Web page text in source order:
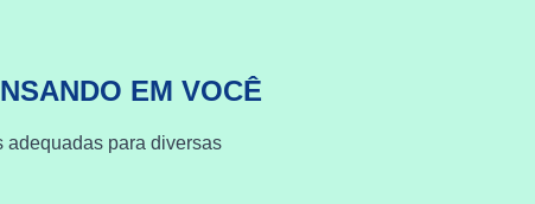
EM VOCÊ
adequadas para diversas